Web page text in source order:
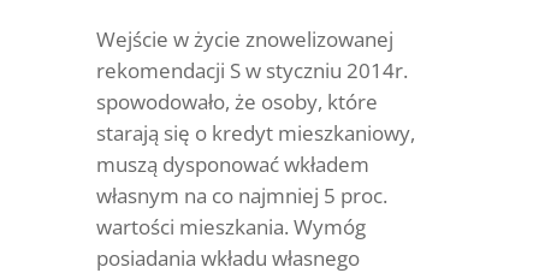
Wejście w życie znowelizowanej
rekomendacji S w styczniu 2014r.
spowodowało, że osoby, które
starają się o kredyt mieszkaniowy,
muszą dysponować wkładem
własnym na co najmniej 5 proc.
wartości mieszkania. Wymóg
posiadania wkładu własnego